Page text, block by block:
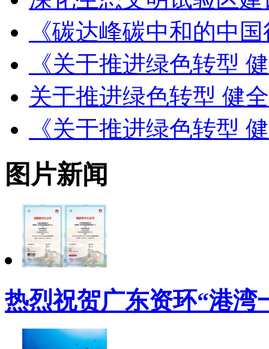
《碳达峰碳中和的中
《关于推进绿色转型
关于推进绿色转型 健
《关于推进绿色转型
图片新闻
热烈祝贺广东资环“港湾